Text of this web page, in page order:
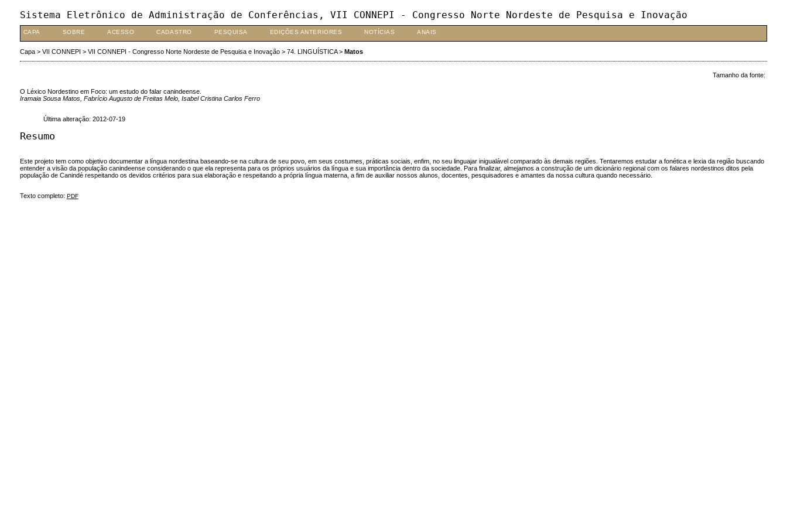
Sistema Eletrônico de Administração de Conferências, VII CONNEPI - Congresso Norte Nordeste de Pesquisa e Inovação
CAPA SOBRE ACESSO CADASTRO PESQUISA EDIÇÕES ANTERIORES NOTÍCIAS ANAIS
Capa> VII CONNEPI > VII CONNEPI - Congresso Norte Nordeste de Pesquisa e Inovação> 74. LINGUÍSTICA> Matos
Tamanho da fonte:
O Léxico Nordestino em Foco: um estudo do falar canindeense.
Iramaia Sousa Matos, Fabrício Augusto de Freitas Melo, Isabel Cristina Carlos Ferro
Última alteração: 2012-07-19
Resumo
Este projeto tem como objetivo documentar a língua nordestina baseando-se na cultura de seu povo, em seus costumes, práticas sociais, enfim, no seu linguajar inigualável comparado às demais regiões. Tentaremos estudar a fonética e lexia da região buscando
entender a visão da população canindeense considerando o que ela representa para os próprios usuários da língua e sua importância dentro da sociedade. Para finalizar, almejamos a construção de um dicionário regional com os falares nordestinos ditos pela
população de Canindé respeitando os devidos critérios para sua elaboração e respeitando a própria língua materna, a fim de auxiliar nossos alunos, docentes, pesquisadores e amantes da nossa cultura quando necessário.
Texto completo: PDF